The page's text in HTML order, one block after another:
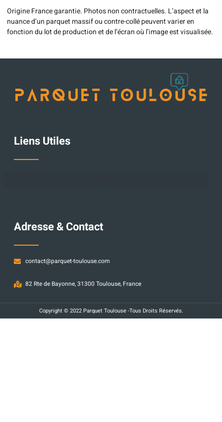
Origine France garantie. Photos non contractuelles. L’aspect et la
nuance d’un parquet massif ou contre-collé peuvent varier en
fonction du lot de production et de l’écran où l’image est visualisée.
Liens Utiles
Adresse & Contact
contact@parquet-toulouse.com
82 Rte de Bayonne, 31300 Toulouse, France
Copyright © 2022 Parquet Toulouse -Tous Droits Réservés.